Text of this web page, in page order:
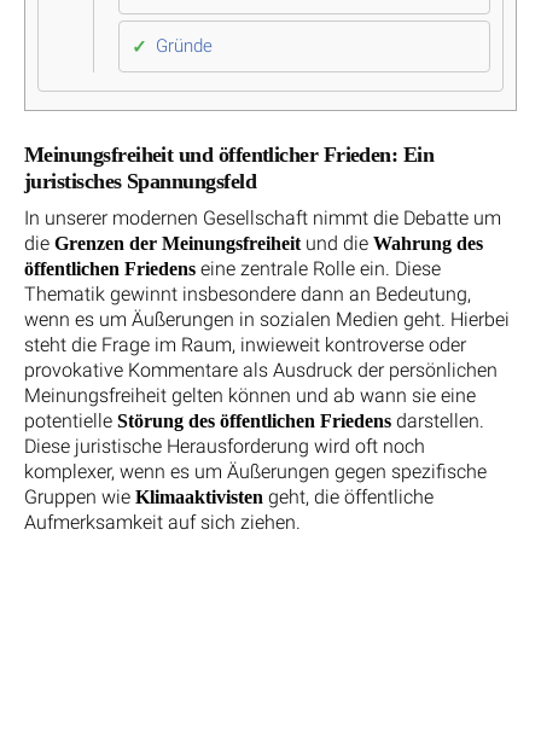
Gründe
Meinungsfreiheit und öffentlicher Frieden: Ein
juristisches Spannungsfeld
In unserer modernen Gesellschaft nimmt die Debatte um
die Grenzen der Meinungsfreiheit und die Wahrung des
öffentlichen Friedens eine zentrale Rolle ein. Diese
Thematik gewinnt insbesondere dann an Bedeutung,
wenn es um Äußerungen in sozialen Medien geht. Hierbei
steht die Frage im Raum, inwieweit kontroverse oder
provokative Kommentare als Ausdruck der persönlichen
Meinungsfreiheit gelten können und ab wann sie eine
potentielle Störung des öffentlichen Friedens darstellen.
Diese juristische Herausforderung wird oft noch
komplexer, wenn es um Äußerungen gegen spezifische
Gruppen wie Klimaaktivisten geht, die öffentliche
Aufmerksamkeit auf sich ziehen.